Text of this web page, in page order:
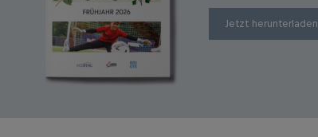
Jetzt herunterladen